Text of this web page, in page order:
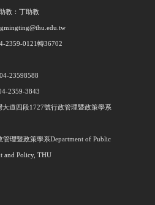
教：丁助教
0121轉36702
23598588
2359-3843
道四段1727號行政管理暨政策學系
管理暨政策學系Department of Public
and Policy, THU